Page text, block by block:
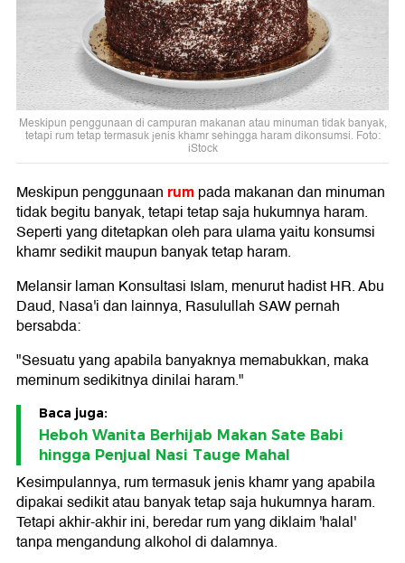
Meskipun penggunaan di campuran makanan atau minuman tidak banyak,
tetapi rum tetap termasuk jenis khamr sehingga haram dikonsumsi. Foto:
iStock
Meskipun penggunaan rumpada makanan dan minuman
tidak begitu banyak, tetapi tetap saja hukumnya haram.
Seperti yang ditetapkan oleh para ulama yaitu konsumsi
khamr sedikit maupun banyak tetap haram.
Melansir laman Konsultasi Islam, menurut hadist HR. Abu
Daud, Nasa'i dan lainnya, Rasulullah SAW pernah
bersabda:
"Sesuatu yang apabila banyaknya memabukkan, maka
meminum sedikitnya dinilai haram."
Baca juga:
Heboh Wanita Berhijab Makan Sate Babi
hingga Penjual Nasi Tauge Mahal
Kesimpulannya, rum termasuk jenis khamr yang apabila
dipakai sedikit atau banyak tetap saja hukumnya haram.
Tetapi akhir-akhir ini, beredar rum yang diklaim 'halal'
tanpa mengandung alkohol di dalamnya.